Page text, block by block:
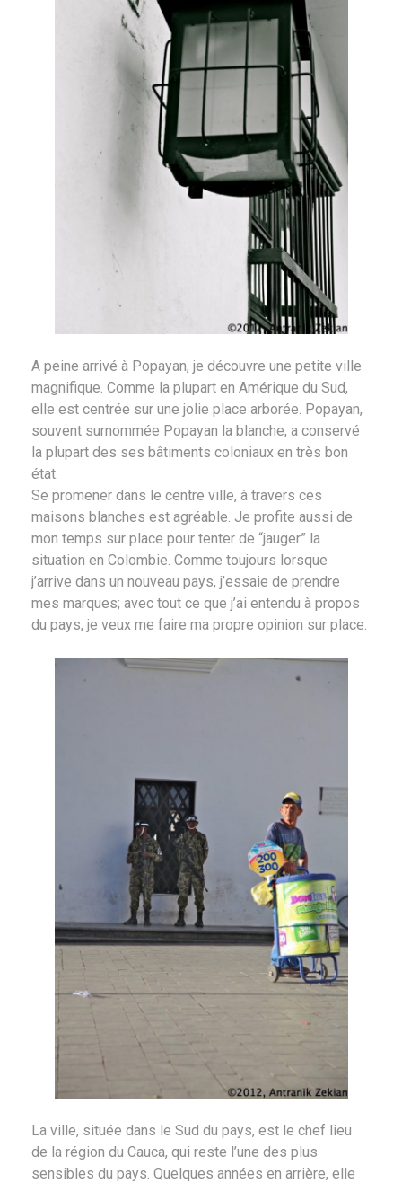
A peine arrivé à Popayan, je découvre une petite ville
magnifique. Comme la plupart en Amérique du Sud,
elle est centrée sur une jolie place arborée. Popayan,
souvent surnommée Popayan la blanche, a conservé
la plupart des ses bâtiments coloniaux en très bon
état.
Se promener dans le centre ville, à travers ces
maisons blanches est agréable. Je profite aussi de
mon temps sur place pour tenter de “jauger” la
situation en Colombie. Comme toujours lorsque
j’arrive dans un nouveau pays, j’essaie de prendre
mes marques; avec tout ce que j’ai entendu à propos
du pays, je veux me faire ma propre opinion sur place.
La ville, située dans le Sud du pays, est le chef lieu
de la région du Cauca, qui reste l’une des plus
sensibles du pays. Quelques années en arrière, elle